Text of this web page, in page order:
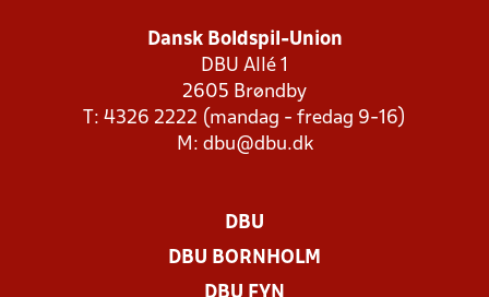
Dansk Boldspil-Union
DBU Allé 1
2605 Brøndby
T: 4326 2222 (mandag - fredag 9-16)
M: dbu@dbu.dk
DBU
DBU BORNHOLM